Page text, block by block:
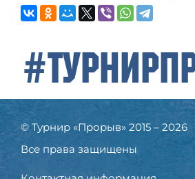
© Турнир «Прорыв» 2015 – 2026
Все права защищены